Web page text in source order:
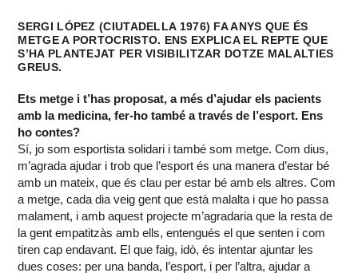
SERGI LÓPEZ (CIUTADELLA 1976) FA ANYS QUE ÉS
METGE A PORTOCRISTO. ENS EXPLICA EL REPTE QUE
S’HA PLANTEJAT PER VISIBILITZAR DOTZE MALALTIES
GREUS.
Ets metge i t’has proposat, a més d’ajudar els pacients
amb la medicina, fer-ho també a través de l’esport. Ens
ho contes?
Sí, jo som esportista solidari i també som metge. Com dius,
m’agrada ajudar i trob que l’esport és una manera d’estar bé
amb un mateix, que és clau per estar bé amb els altres. Com
a metge, cada dia veig gent que està malalta i que ho passa
malament, i amb aquest projecte m’agradaria que la resta de
la gent empatitzàs amb ells, entengués el que senten i com
tiren cap endavant. El que faig, idò, és intentar ajuntar les
dues coses: per una banda, l’esport, i per l’altra, ajudar a